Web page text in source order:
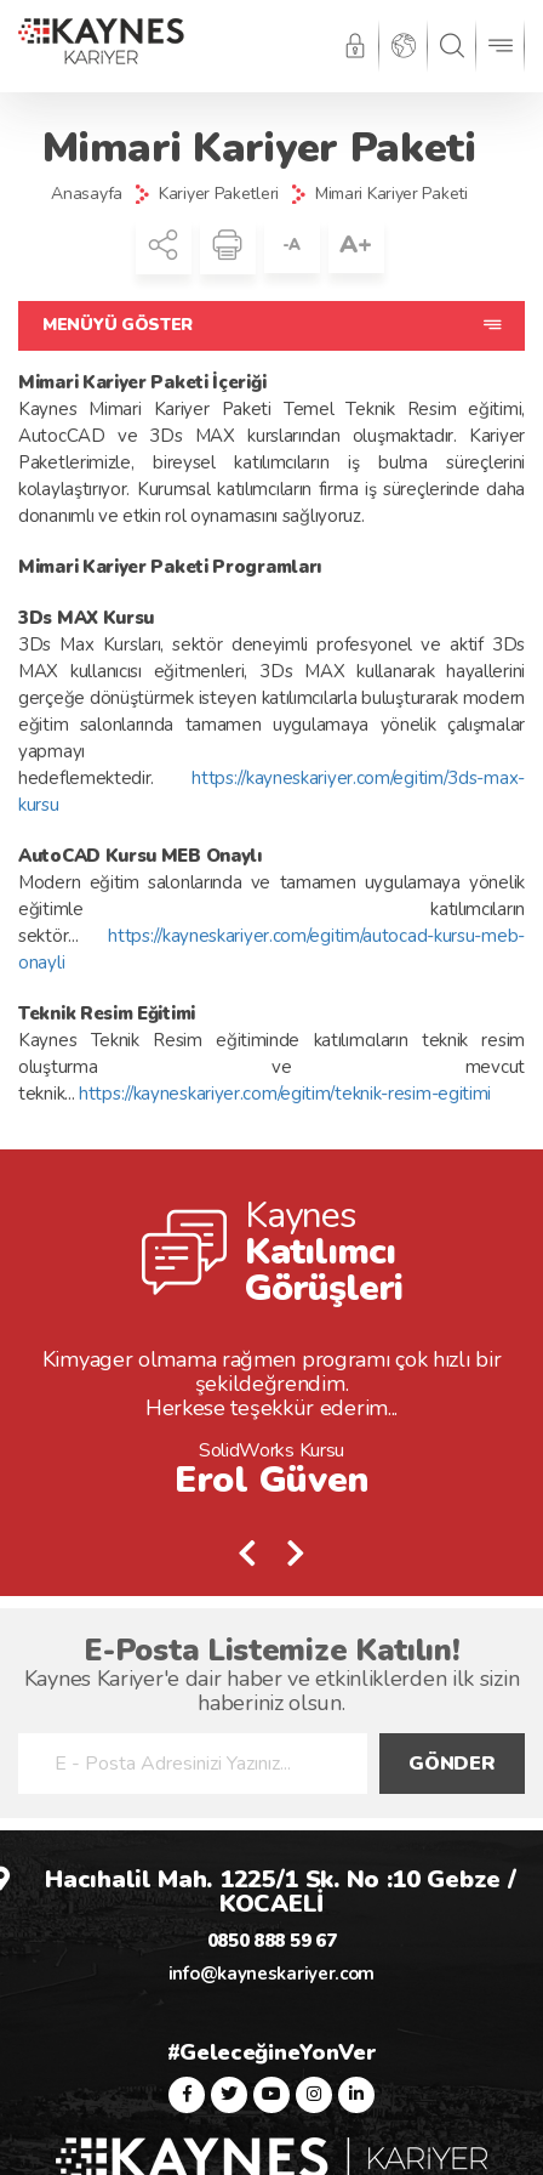
Mimari Kariyer Paketi
Anasayfa Kariyer Paketleri Mimari Kariyer Paketi
-A A+
MENÜYÜ GÖSTER
Mimari Kariyer Paketi İçeriği
Kaynes Mimari Kariyer Paketi Temel Teknik Resim eğitimi,
AutocCAD ve 3Ds MAX kurslarından oluşmaktadır. Kariyer
Paketlerimizle, bireysel katılımcıların iş bulma süreçlerini
kolaylaştırıyor. Kurumsal katılımcıların firma iş süreçlerinde daha
donanımlı ve etkin rol oynamasını sağlıyoruz.
Mimari Kariyer Paketi Programları
3Ds MAX Kursu
3Ds Max Kursları, sektör deneyimli profesyonel ve aktif 3Ds
MAX kullanıcısı eğitmenleri, 3Ds MAX kullanarak hayallerini
gerçeğe dönüştürmek isteyen katılımcılarla buluşturarak modern
eğitim salonlarında tamamen uygulamaya yönelik çalışmalar
yapmayı
hedeflemektedir.https://kayneskariyer.com/egitim/3ds-max-
kursu
AutoCAD Kursu MEB Onaylı
Modern eğitim salonlarında ve tamamen uygulamaya yönelik
eğitimle katılımcıların
sektör...https://kayneskariyer.com/egitim/autocad-kursu-meb-
onayli
Teknik Resim Eğitimi
Kaynes Teknik Resim eğitiminde katılımcıların teknik resim
oluşturma ve mevcut
teknik...https://kayneskariyer.com/egitim/teknik-resim-egitimi
Kaynes
Katılımcı
Görüşleri
Kimyager olmama rağmen programı çok hızlı bir
şekildeğrendim.
Herkese teşekkür ederim...
SolidWorks Kursu
Erol Güven
E-Posta Listemize Katılın!
Kaynes Kariyer'e dair haber ve etkinliklerden ilk sizin
haberiniz olsun.
GÖNDER
Hacıhalil Mah. 1225/1 Sk. No :10 Gebze /
KOCAELİ
0850 888 59 67
info@kayneskariyer.com
#GeleceğineYonVer